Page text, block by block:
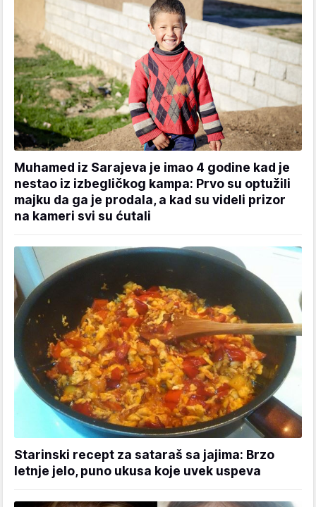
Muhamed iz Sarajeva je imao 4 godine kad je
nestao iz izbegličkog kampa: Prvo su optužili
majku da ga je prodala, a kad su videli prizor
na kameri svi su ćutali
Starinski recept za sataraš sa jajima: Brzo
letnje jelo, puno ukusa koje uvek uspeva